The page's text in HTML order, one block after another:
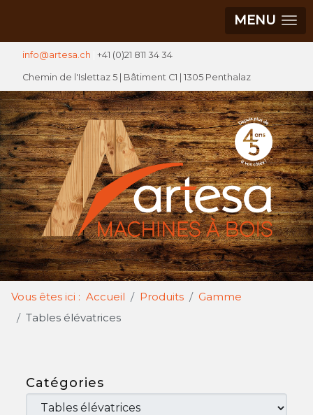
MENU
info@artesa.ch +41 (0)21 811 34 34
Chemin de l'Islettaz 5 | Bâtiment C1 | 1305 Penthalaz
Vous êtes ici : Accueil Produits
Gamme
Tables élévatrices
Catégories